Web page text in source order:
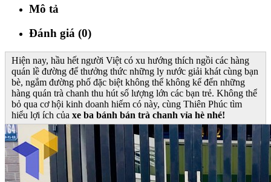
Mô tả
Đánh giá (0)
Hiện nay, hầu hết người Việt có xu hướng thích ngồi các hàng
quán lề đường để thưởng thức những ly nước giải khát cùng bạn
bè, ngắm đường phố đặc biệt không thể không kể đến những
hàng quán trà chanh thu hút số lượng lớn các bạn trẻ. Không thể
bỏ qua cơ hội kinh doanh hiếm có này, cùng Thiên Phúc tìm
hiểu lợi ích của xe ba bánh bán trà chanh vỉa hè nhé!